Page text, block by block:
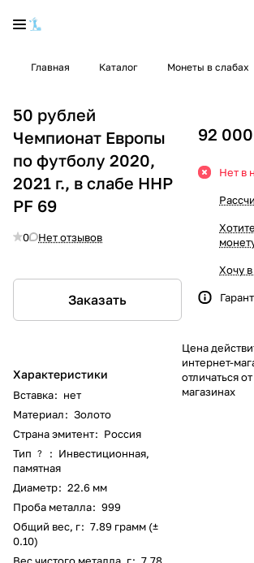
Главная Каталог Монеты в слабах
50 рублей
Чемпионат Европы
по футболу 2020,
2021 г., в слабе ННР
PF 69
0 Нет отзывов
Заказать
Характеристики
Вставка: нет
Материал: Золото
Страна эмитент: Россия
Тип
? : Инвестиционная,
памятная
Диаметр: 22.6 мм
Проба металла: 999
Общий вес, г: 7.89 грамм (±
0.10)
92
Нет в
Хочу
Цена
интернет-
отличаться
магазинах